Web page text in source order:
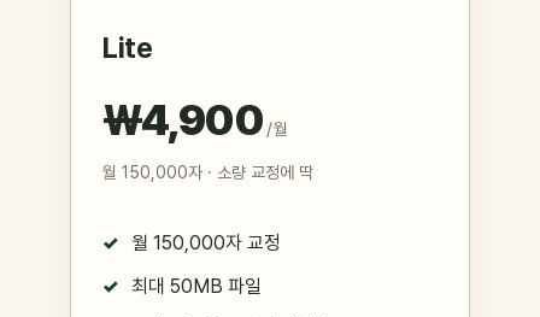
Lite
₩4,900 / 월
월 150,000자 · 소량 교정에 딱
월 150,000자 교정
최대 50MB 파일